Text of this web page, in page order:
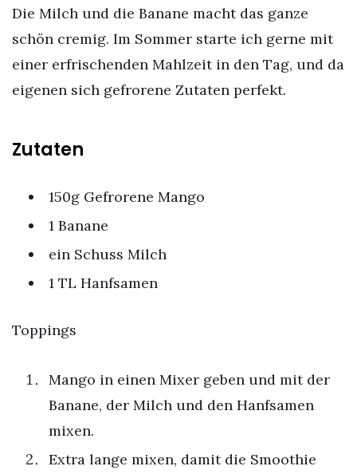
Die Milch und die Banane macht das ganze
schön cremig. Im Sommer starte ich gerne mit
einer erfrischenden Mahlzeit in den Tag, und da
eigenen sich gefrorene Zutaten perfekt.
Zutaten
150g Gefrorene Mango
1 Banane
ein Schuss Milch
1 TL Hanfsamen
Toppings
Mango in einen Mixer geben und mit der
Banane, der Milch und den Hanfsamen
mixen.
Extra lange mixen, damit die Smoothie